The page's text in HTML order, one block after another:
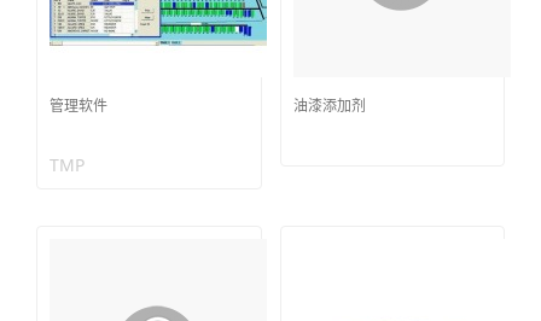
管理软件
TMP
油漆添加剂